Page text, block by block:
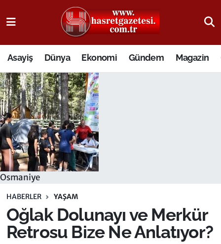
Asayiş Dünya Ekonomi Gündem Magazin
Osmaniye
HABERLER YAŞAM
Oğlak Dolunayı ve Merkür
Retrosu Bize Ne Anlatıyor?
Osmaniye Nöbetçi Eczaneler
Osmaniye Hava Durumu
Osmaniye Trafik Yoğunluk Haritası
Süper Lig Puan Durumu ve Fikstür
Tüm Manşetler
Son Dakika Haberleri